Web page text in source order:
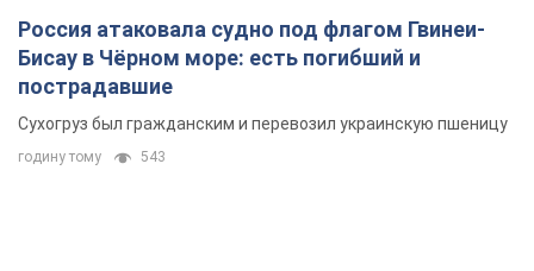
Россия атаковала судно под флагом Гвинеи-
Бисау в Чёрном море: есть погибший и
пострадавшие
Сухогруз был гражданским и перевозил украинскую пшеницу
годину тому 543